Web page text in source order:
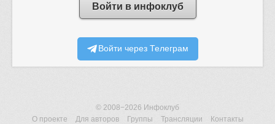
Войти в инфоклуб
Войти через Телеграм
© 2008−2026 Инфоклуб
О проекте
Для авторов Группы Трансляции Контакты